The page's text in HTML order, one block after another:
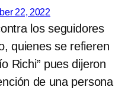
22, 2022
los seguidores
quienes se refieren
Richi” pues dijeron
de una persona